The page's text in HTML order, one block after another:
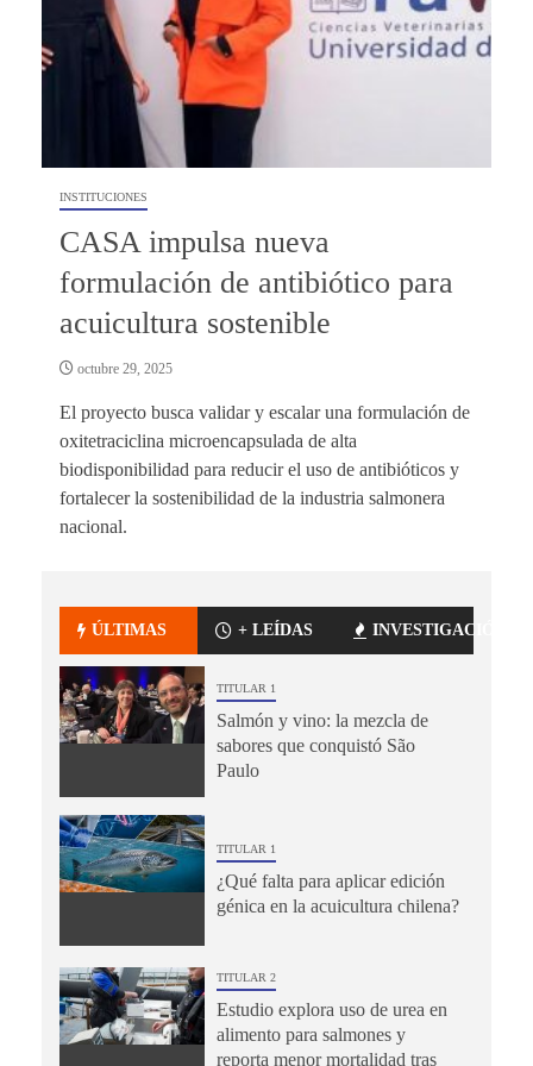
INSTITUCIONES
CASA impulsa nueva
formulación de antibiótico para
acuicultura sostenible
octubre 29, 2025
El proyecto busca validar y escalar una formulación de
oxitetraciclina microencapsulada de alta
biodisponibilidad para reducir el uso de antibióticos y
fortalecer la sostenibilidad de la industria salmonera
nacional.
ÚLTIMAS + LEÍDAS INVESTIGACIÓN
TITULAR 1
Salmón y vino: la mezcla de
sabores que conquistó São
Paulo
TITULAR 1
¿Qué falta para aplicar edición
génica en la acuicultura chilena?
TITULAR 2
Estudio explora uso de urea en
alimento para salmones y
reporta menor mortalidad tras